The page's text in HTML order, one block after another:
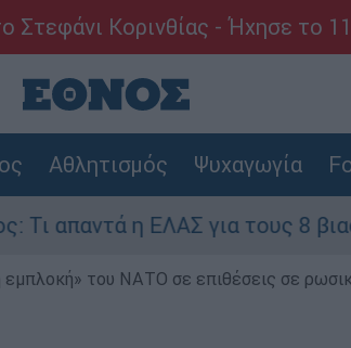
Στεφάνι Κορινθίας - Ήχησε το
Αθλητισμός Ψυχαγωγία
η ΕΛΑΣ για τους 8 βιασμούς
του ΝΑΤΟ σε επιθέσεις σε